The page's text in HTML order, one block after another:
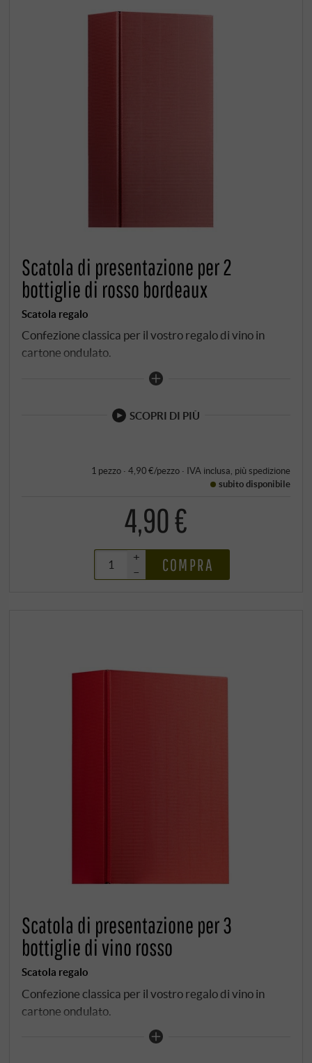
Scatola di presentazione per 2
bottiglie di rosso bordeaux
Scatola regalo
Confezione classica per il vostro regalo di vino in
cartone ondulato.
SCOPRI DI PIÙ
1 pezzo · 4,90 €/pezzo· IVA inclusa , più spedizione
subito disponibile
4,90 €
+
–
COMPRA
Scatola di presentazione per 3
bottiglie di vino rosso
Scatola regalo
Confezione classica per il vostro regalo di vino in
cartone ondulato.